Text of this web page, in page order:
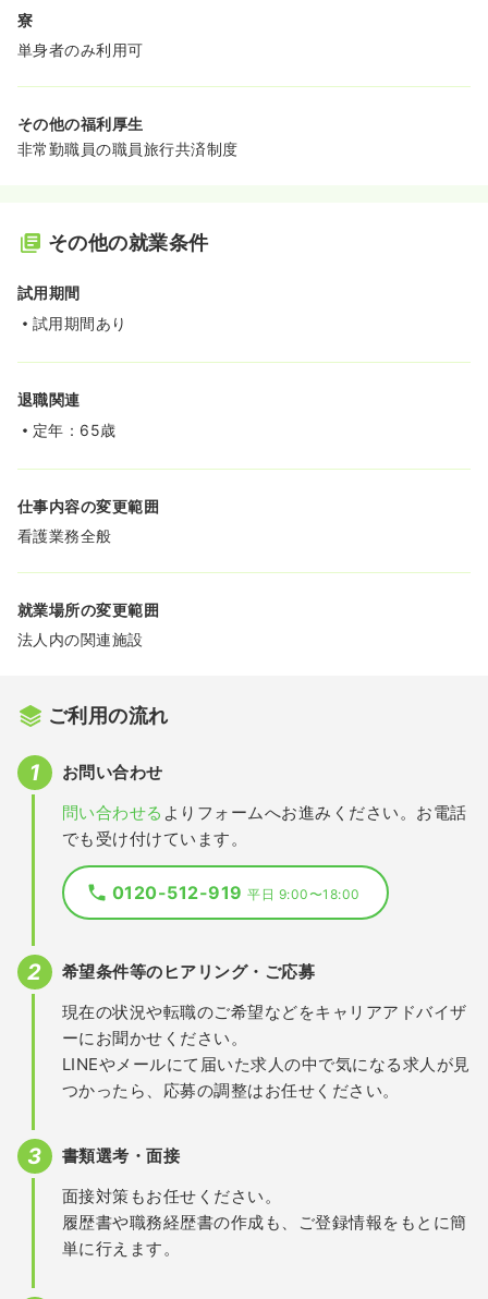
寮
単身者のみ利用可
その他の福利厚生
非常勤職員の職員旅行共済制度
その他の就業条件
試用期間
試用期間あり
退職関連
定年：65歳
仕事内容の変更範囲
看護業務全般
就業場所の変更範囲
法人内の関連施設
ご利用の流れ
お問い合わせ
問い合わせる よりフォームへお進みください。お電話
でも受け付けています。
0120-512-919平日 9:00〜18:00
希望条件等のヒアリング・ご応募
現在の状況や転職のご希望などをキャリアアドバイザ
ーにお聞かせください。
LINEやメールにて届いた求人の中で気になる求人が見
つかったら、応募の調整はお任せください。
書類選考・面接
面接対策もお任せください。
履歴書や職務経歴書の作成も、ご登録情報をもとに簡
単に行えます。